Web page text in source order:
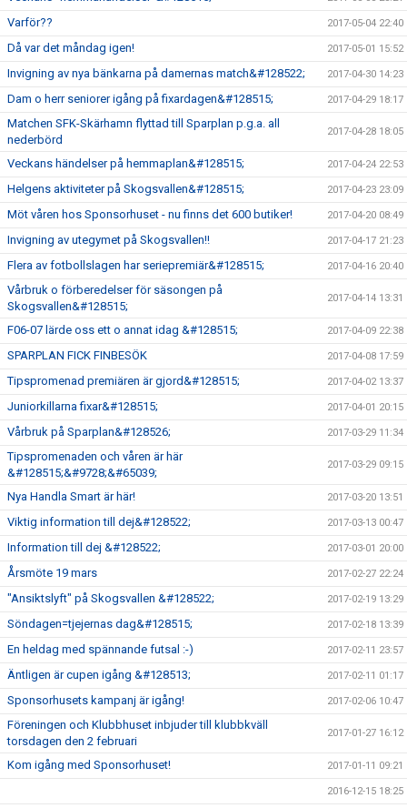
Varför?? 2017-05-04 22:40
Då var det måndag igen! 2017-05-01 15:52
Invigning av nya bänkarna på damernas match&#128522; 2017-04-30 14:23
Dam o herr seniorer igång på fixardagen&#128515; 2017-04-29 18:17
Matchen SFK-Skärhamn flyttad till Sparplan p.g.a. all
nederbörd
2017-04-28 18:05
Veckans händelser på hemmaplan&#128515; 2017-04-24 22:53
Helgens aktiviteter på Skogsvallen&#128515; 2017-04-23 23:09
Möt våren hos Sponsorhuset - nu finns det 600 butiker! 2017-04-20 08:49
Invigning av utegymet på Skogsvallen!! 2017-04-17 21:23
Flera av fotbollslagen har seriepremiär&#128515; 2017-04-16 20:40
Vårbruk o förberedelser för säsongen på
Skogsvallen&#128515;
2017-04-14 13:31
F06-07 lärde oss ett o annat idag &#128515; 2017-04-09 22:38
SPARPLAN FICK FINBESÖK 2017-04-08 17:59
Tipspromenad premiären är gjord&#128515; 2017-04-02 13:37
Juniorkillarna fixar&#128515; 2017-04-01 20:15
Vårbruk på Sparplan&#128526; 2017-03-29 11:34
Tipspromenaden och våren är här
&#128515;&#9728;&#65039;
2017-03-29 09:15
Nya Handla Smart är här! 2017-03-20 13:51
Viktig information till dej&#128522; 2017-03-13 00:47
Information till dej &#128522; 2017-03-01 20:00
Årsmöte 19 mars 2017-02-27 22:24
"Ansiktslyft" på Skogsvallen &#128522; 2017-02-19 13:29
Söndagen=tjejernas dag&#128515; 2017-02-18 13:39
En heldag med spännande futsal :-) 2017-02-11 23:57
Äntligen är cupen igång &#128513; 2017-02-11 01:17
Sponsorhusets kampanj är igång! 2017-02-06 10:47
Föreningen och Klubbhuset inbjuder till klubbkväll
torsdagen den 2 februari
2017-01-27 16:12
Kom igång med Sponsorhuset! 2017-01-11 09:21
2016-12-15 18:25